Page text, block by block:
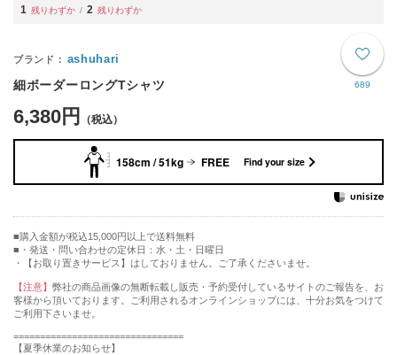
1 残りわずか 2 残りわずか
689
ashuhari
細ボーダーロングTシャツ
6,380円
158cm / 51kg FREE Find your size
購入金額が税込15,000円以上で送料無料
・発送・問い合わせの定休日：水・土・日曜日
・【お取り置きサービス】はしておりません。ご了承くださいませ。
【注意】 弊社の商品画像の無断転載し販売・予約受付しているサイトのご報告を、お
客様から頂いております。ご利用されるオンラインショップには、十分お気をつけて
ご利用下さいませ。
================================
【夏季休業のお知らせ】